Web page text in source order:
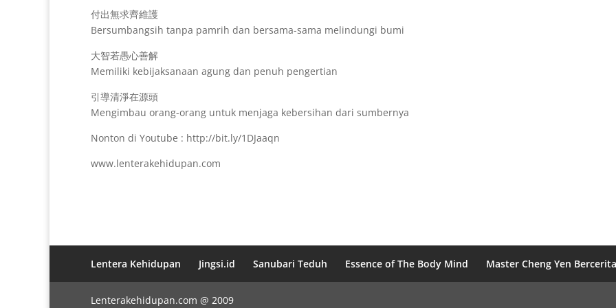
付出無求齊維護
Bersumbangsih tanpa pamrih dan bersama-sama melindungi bumi
大智若愚心善解
Memiliki kebijaksanaan agung dan penuh pengertian
引導清淨在源頭
Mengimbau orang-orang untuk menjaga kebersihan dari sumbernya
Nonton di Youtube : http://bit.ly/1DJaaqn
www.lenterakehidupan.com
Lentera Kehidupan Jingsi.id Sanubari Teduh Essence of The Body Mind Master Cheng Yen Bercerita
Lenterakehidupan.com @ 2009